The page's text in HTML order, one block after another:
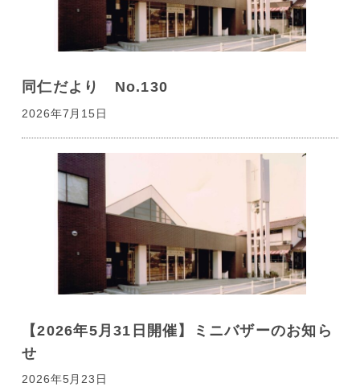
同仁だより No.130
2026年7月15日
【2026年5月31日開催】ミニバザーのお知ら
せ
2026年5月23日